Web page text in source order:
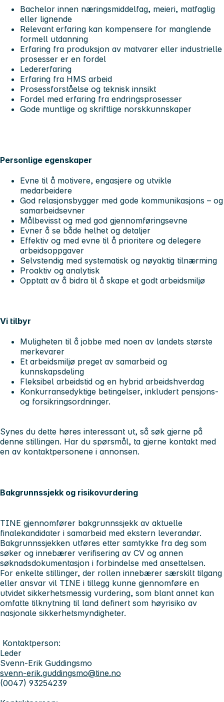
Bachelor innen næringsmiddelfag, meieri, matfaglig
eller lignende
Relevant erfaring kan kompensere for manglende
formell utdanning
Erfaring fra produksjon av matvarer eller industrielle
prosesser er en fordel
Ledererfaring
Erfaring fra HMS arbeid
Prosessforståelse og teknisk innsikt
Fordel med erfaring fra endringsprosesser
Gode muntlige og skriftlige norskkunnskaper
Personlige egenskaper
Evne til å motivere, engasjere og utvikle
medarbeidere
God relasjonsbygger med gode kommunikasjons – og
samarbeidsevner
Målbevisst og med god gjennomføringsevne
Evner å se både helhet og detaljer
Effektiv og med evne til å prioritere og delegere
arbeidsoppgaver
Selvstendig med systematisk og nøyaktig tilnærming
Proaktiv og analytisk
Opptatt av å bidra til å skape et godt arbeidsmiljø
Vi tilbyr
Muligheten til å jobbe med noen av landets største
merkevarer
Et arbeidsmiljø preget av samarbeid og
kunnskapsdeling
Fleksibel arbeidstid og en hybrid arbeidshverdag
Konkurransedyktige betingelser, inkludert pensjons-
og forsikringsordninger.
Synes du dette høres interessant ut, så søk gjerne på
denne stillingen. Har du spørsmål, ta gjerne kontakt med
en av kontaktpersonene i annonsen.
Bakgrunnssjekk og risikovurdering
TINE gjennomfører bakgrunnssjekk av aktuelle
finalekandidater i samarbeid med ekstern leverandør.
Bakgrunnssjekken utføres etter samtykke fra deg som
søker og innebærer verifisering av CV og annen
søknadsdokumentasjon i forbindelse med ansettelsen.
For enkelte stillinger, der rollen innebærer særskilt tilgang
eller ansvar vil TINE i tillegg kunne gjennomføre en
utvidet sikkerhetsmessig vurdering, som blant annet kan
omfatte tilknytning til land definert som høyrisiko av
nasjonale sikkerhetsmyndigheter.
Kontaktperson:
Leder
Svenn-Erik Guddingsmo
svenn-erik.guddingsmo@tine.no
(0047) 93254239